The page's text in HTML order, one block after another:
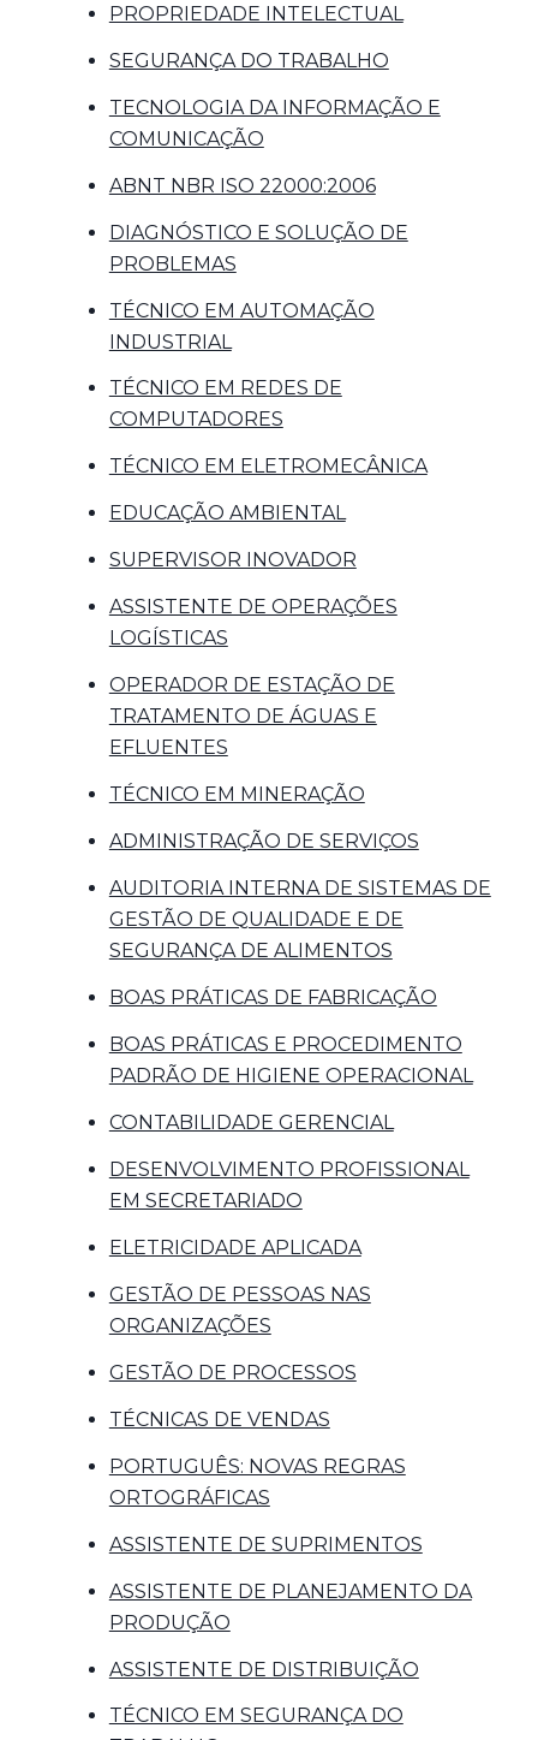
PROPRIEDADE INTELECTUAL
SEGURANÇA DO TRABALHO
TECNOLOGIA DA INFORMAÇÃO E
COMUNICAÇÃO
ABNT NBR ISO 22000:2006
DIAGNÓSTICO E SOLUÇÃO DE
PROBLEMAS
TÉCNICO EM AUTOMAÇÃO
INDUSTRIAL
TÉCNICO EM REDES DE
COMPUTADORES
TÉCNICO EM ELETROMECÂNICA
EDUCAÇÃO AMBIENTAL
SUPERVISOR INOVADOR
ASSISTENTE DE OPERAÇÕES
LOGÍSTICAS
OPERADOR DE ESTAÇÃO DE
TRATAMENTO DE ÁGUAS E
EFLUENTES
TÉCNICO EM MINERAÇÃO
ADMINISTRAÇÃO DE SERVIÇOS
AUDITORIA INTERNA DE SISTEMAS DE
GESTÃO DE QUALIDADE E DE
SEGURANÇA DE ALIMENTOS
BOAS PRÁTICAS DE FABRICAÇÃO
BOAS PRÁTICAS E PROCEDIMENTO
PADRÃO DE HIGIENE OPERACIONAL
CONTABILIDADE GERENCIAL
DESENVOLVIMENTO PROFISSIONAL
EM SECRETARIADO
ELETRICIDADE APLICADA
GESTÃO DE PESSOAS NAS
ORGANIZAÇÕES
GESTÃO DE PROCESSOS
TÉCNICAS DE VENDAS
PORTUGUÊS: NOVAS REGRAS
ORTOGRÁFICAS
ASSISTENTE DE SUPRIMENTOS
ASSISTENTE DE PLANEJAMENTO DA
PRODUÇÃO
ASSISTENTE DE DISTRIBUIÇÃO
TÉCNICO EM SEGURANÇA DO